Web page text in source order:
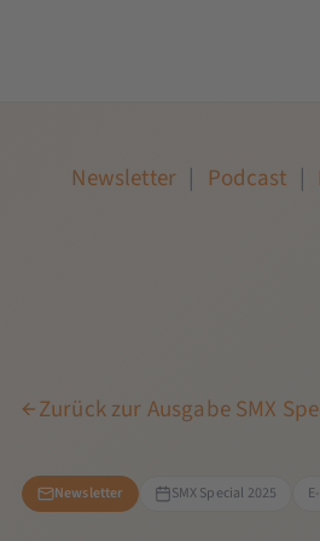
Newsletter | Podcast |
Zurück zur Ausgabe SMX
Newsletter SMX Special 2025